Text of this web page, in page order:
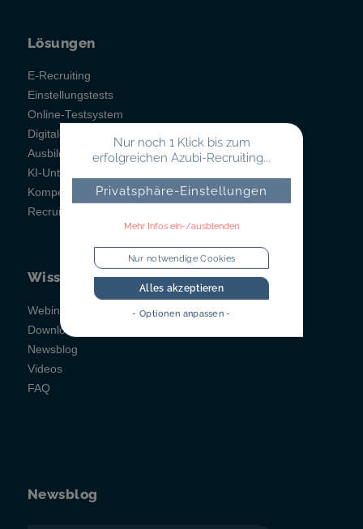
Lösungen
E-Recruiting
Einstellungstests
Online-Testsystem
Digitales Berichtsheft
Ausbildungsmanagement
KI-Unterstützung
Kompetenzfeststellung
Recruitainment
Wissen
Webinare
Downloads
Newsblog
Videos
FAQ
Newsblog
Nur noch 1 Klick bis zum
erfolgreichen Azubi-Recruiting...
Privatsphäre-Einstellungen
Mehr Infos ein-/ausblenden
Nur notwendige Cookies
Alles akzeptieren
- Optionen anpassen -